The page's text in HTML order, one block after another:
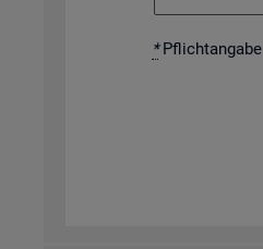
*Pflicht­an­ga­be